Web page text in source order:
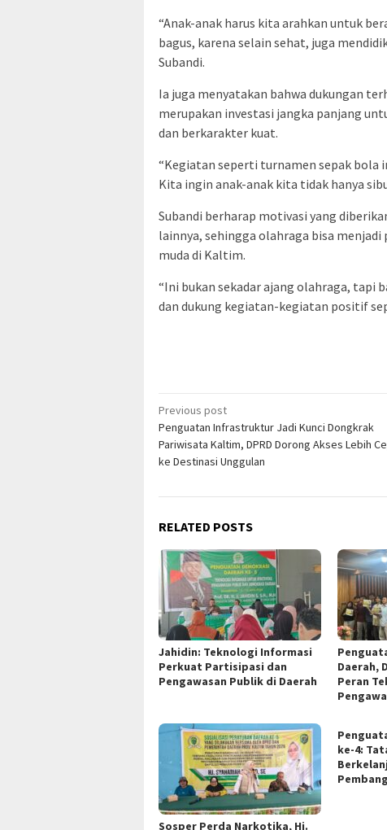
“Anak-anak harus kita arahkan untuk
bagus, karena selain sehat, juga
Subandi.
Ia juga menyatakan bahwa dukungan
merupakan investasi jangka panjang
dan berkarakter kuat.
“Kegiatan seperti turnamen sepak bola
Kita ingin anak-anak kita tidak hanya
Subandi berharap motivasi yang
lainnya, sehingga olahraga bisa
muda di Kaltim.
“Ini bukan sekadar ajang olahraga, tapi
dan dukung kegiatan-kegiatan positif
Post
navigation
Previous post
Penguatan Infrastruktur Jadi Kunci Dongkrak
Pariwisata Kaltim, DPRD Dorong Akses Lebih
ke Destinasi Unggulan
RELATED POSTS
Jahidin: Teknologi Informasi
Perkuat Partisipasi dan
Pengawasan Publik di Daerah
Daerah,
Peran
Sosper Perda Narkotika, Hj.
ke-4: